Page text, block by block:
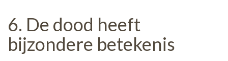
6. De dood heeft
bijzondere betekenis